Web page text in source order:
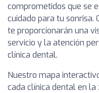
comprometidos que se
cuidado para tu sonrisa.
te proporcionarán una
servicio y la atención
clínica dental.
Nuestro mapa
cada clínica dental en